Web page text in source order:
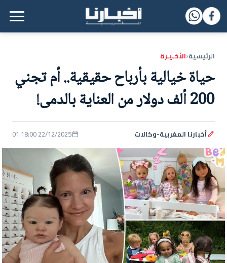
القائمة الرئيسية
الرئيسية‹الأخـيـرة
حياة خيالية بأرباح حقيقية.. أم تجني
200 ألف دولار من العناية بالدمى!
أخبارنا المغربية-وكالات 22/12/2025 01:18:00